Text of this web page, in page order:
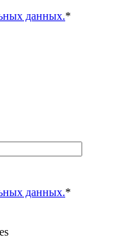
данных.*
данных.*